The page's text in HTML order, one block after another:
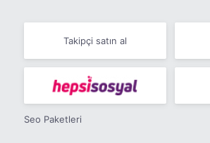
Takipçi satın al
Seo Paketleri